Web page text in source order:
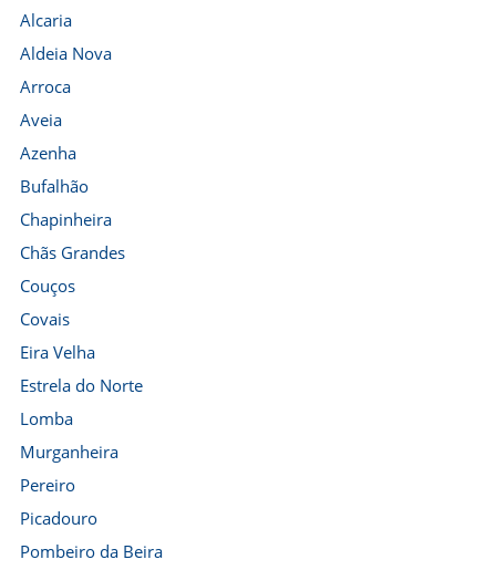
Alcaria
Aldeia Nova
Arroca
Aveia
Azenha
Bufalhão
Chapinheira
Chãs Grandes
Couços
Covais
Eira Velha
Estrela do Norte
Lomba
Murganheira
Pereiro
Picadouro
Pombeiro da Beira